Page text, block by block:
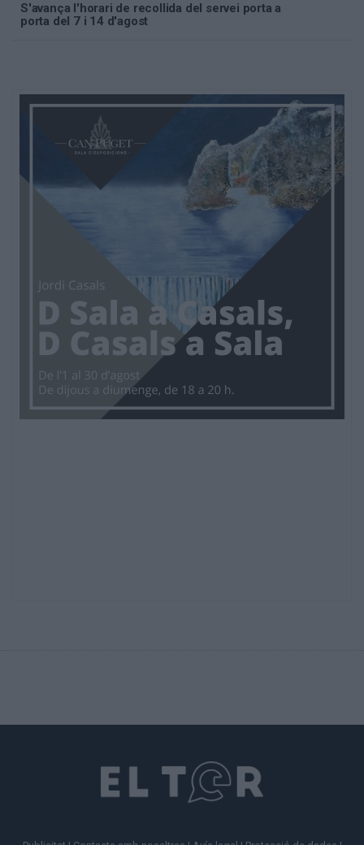
S'avança l'horari de recollida del servei porta a
porta del 7 i 14 d'agost